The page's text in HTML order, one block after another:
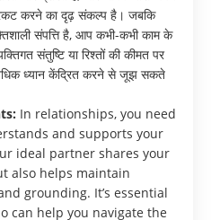
करने का दृढ़ संकल्प है। जबकि
संपत्ति है, आप कभी-कभी काम के
संतुष्टि या रिश्तों की कीमत पर
ध्यान केंद्रित करने से जूझ सकते
In relationships, you need
and supports your
ideal partner shares your
also helps maintain
grounding. It’s essential
can help you navigate the